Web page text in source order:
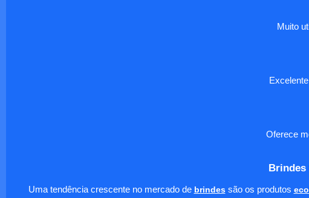
Muito
Oferece
Brindes
Uma tendência crescente no mercado de brindessão os produtos